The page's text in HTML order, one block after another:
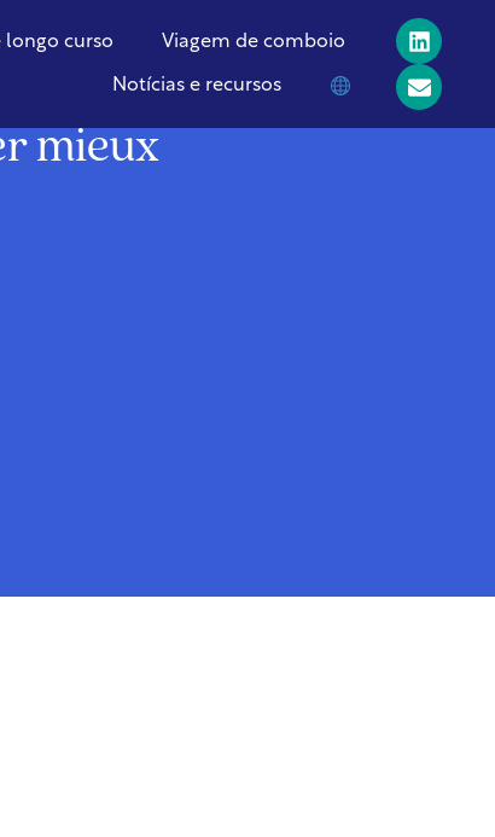
longo curso Viagem de comboio
Notícias e recursos
mieux